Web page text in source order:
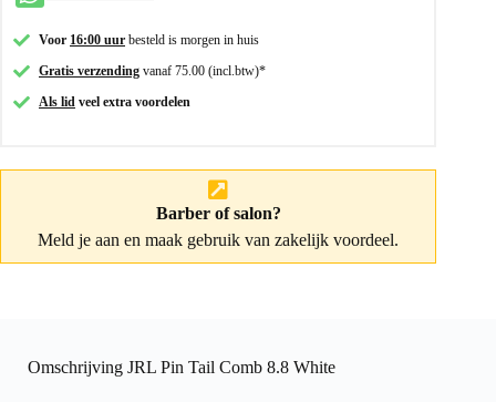
Voor 16:00 uur besteld is morgen in huis
Gratis verzending vanaf 75.00 (incl.btw)*
Als lid veel extra voordelen
Barber of salon?
Meld je aan en maak gebruik van zakelijk voordeel.
Omschrijving JRL Pin Tail Comb 8.8 White